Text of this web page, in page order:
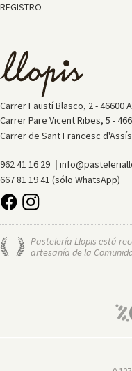
Carrer Faustí Blasco, 2 - 46600
Carrer Pare Vicent Ribes, 5 -
Carrer de Sant Francesc
962 41 16 29 |
667 81 19 41 (sólo WhatsApp)
Pastelería Llopis está
artesanía de la
REGISTRO